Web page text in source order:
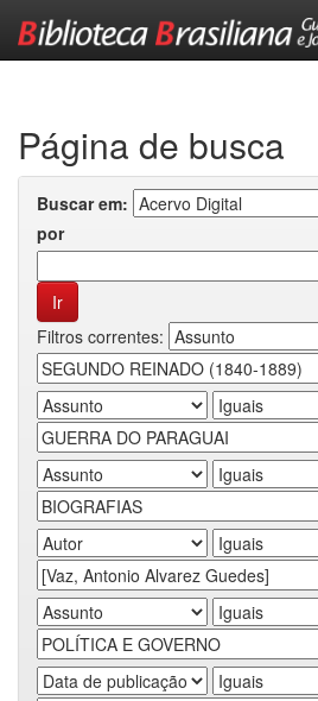
Página de busca
Buscar em:
por
Filtros correntes: